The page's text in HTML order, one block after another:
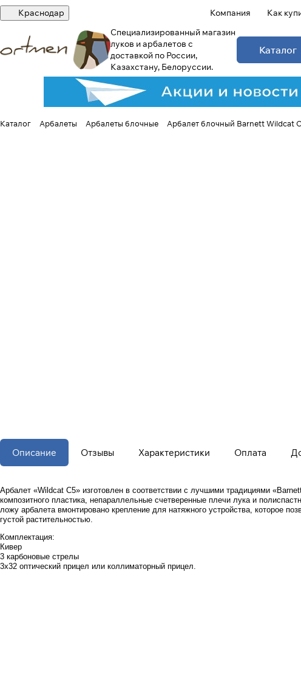
Краснодар Компания Как
Специализированный магазин
луков и арбалетов с
доставкой по России,
Казахстану, Белоруссии.
Каталог
Каталог Арбалеты Арбалеты блочные Арбалет блочный Barnett Wildcat
Описание Отзывы Характеристики Оплата
Арбалет «Wildcat C5» изготовлен в соответствии с лучшими традициями
композитного пластика, непараллельные счетверенные плечи лука и
ложу арбалета вмонтировано крепление для натяжного устройства, которое
густой растительностью.
Комплектация:
Кивер
3 карбоновые стрелы
3х32 оптический прицел или коллиматорный прицел.
Для